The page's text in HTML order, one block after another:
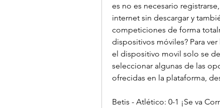
es no es necesario
internet sin descargar y
competiciones de forma
dispositivos móviles? Para
el dispositivo movil solo se
seleccionar algunas de las
ofrecidas en la plataforma,
Betis - Atlético: 0-1 ¡Se va